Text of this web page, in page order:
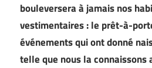
bouleversera à jamais nos
vestimentaires : le prêt-à-
événements qui ont donné
telle que nous la connaissons